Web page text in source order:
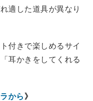
適した道具が異なり
付きで楽しめるサイ
耳かきをしてくれる
から 》